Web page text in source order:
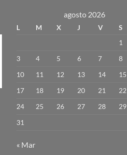
múltiples
variantes.
elegir
en
agosto 2026
L M X J V S
1
3
4 5 6 7 8
10
11 12 13 14 15
17
18 19 20 21 22
24
25 26 27 28 29
31
« Mar